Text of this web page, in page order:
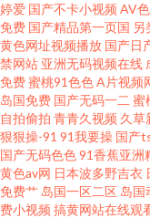
美女电影 性欧俄肥婆性
妻小视频 草久久一区 久
AV淫导航 www日日日 a
频 先锋音影 婷婷五月激
区二区熟女欧美 草莓视频
婷爱 国产不卡小视频 AV
免费 国产精品第一页国 另
黄色网址视频播放 国产日
禁网站 亚洲无码视频在线
免费蜜桃91色色A片视频
岛国免费 国产无码一二 蜜
自拍偷拍 青青久视频 久草
狠狠操-91 91我要操 国产
国产无码色色91香蕉亚洲
黄色av网 日本波多野吉衣
免费艹 岛国一区二区 岛国
费小视频 搞黄网站在线观